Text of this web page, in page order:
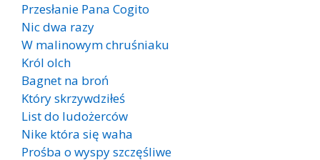
Przesłanie Pana Cogito
Nic dwa razy
W malinowym chruśniaku
Król olch
Bagnet na broń
Który skrzywdziłeś
List do ludożerców
Nike która się waha
Prośba o wyspy szczęśliwe